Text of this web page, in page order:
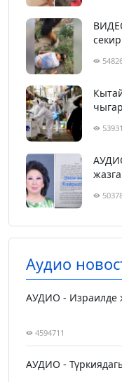
Аудио
АУДИО - Израилде
4594711
АУДИО -